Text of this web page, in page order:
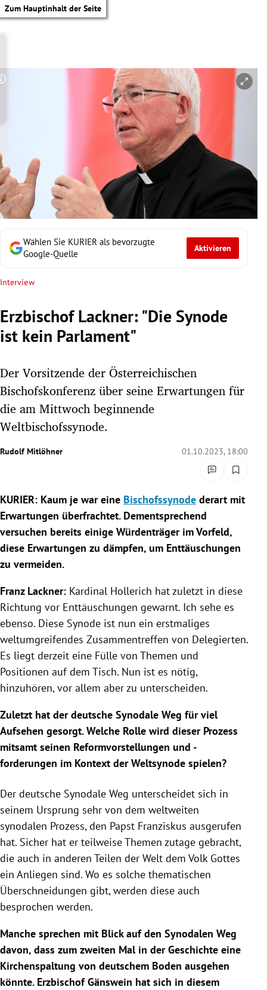
Zum Hauptinhalt der Seite
Untermenü
Untermenü
Untermenü
Untermenü
Untermenü
Untermenü
Untermenü
Untermenü
Untermenü
Wählen Sie KURIER als bevorzugte
Google-Quelle
Aktivieren
Interview
Erzbischof Lackner: "Die Synode
ist kein Parlament"
Der Vorsitzende der Österreichischen
Bischofskonferenz über seine Erwartungen für
die am Mittwoch beginnende
Weltbischofssynode.
Rudolf Mitlöhner 01.10.2023, 18:00
Copyright-Hinweis öffnen/schließen
KURIER: Kaum je war eine Bischofssynode derart mit
Erwartungen überfrachtet. Dementsprechend
versuchen bereits einige Würdenträger im Vorfeld,
diese Erwartungen zu dämpfen, um Enttäuschungen
zu vermeiden.
Franz Lackner: Kardinal Hollerich hat zuletzt in diese
Richtung vor Enttäuschungen gewarnt. Ich sehe es
ebenso. Diese Synode ist nun ein erstmaliges
weltumgreifendes Zusammentreffen von Delegierten.
Es liegt derzeit eine Fülle von Themen und
Positionen auf dem Tisch. Nun ist es nötig,
hinzuhören, vor allem aber zu unterscheiden.
Zuletzt hat der deutsche Synodale Weg für viel
Aufsehen gesorgt. Welche Rolle wird dieser Prozess
mitsamt seinen Reformvorstellungen und -
forderungen im Kontext der Weltsynode spielen?
Der deutsche Synodale Weg unterscheidet sich in
seinem Ursprung sehr von dem weltweiten
synodalen Prozess, den Papst Franziskus ausgerufen
hat. Sicher hat er teilweise Themen zutage gebracht,
die auch in anderen Teilen der Welt dem Volk Gottes
ein Anliegen sind. Wo es solche thematischen
Überschneidungen gibt, werden diese auch
besprochen werden.
Manche sprechen mit Blick auf den Synodalen Weg
davon, dass zum zweiten Mal in der Geschichte eine
Kirchenspaltung von deutschem Boden ausgehen
könnte. Erzbischof Gänswein hat sich in diesem